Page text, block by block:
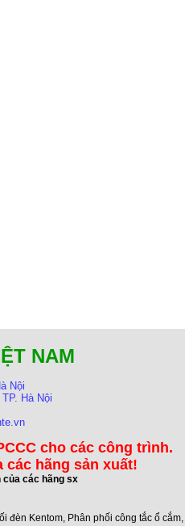
NAM
Nội
Hà Nội
cho các công trình.
các hãng sản xuất!
của các hãng sx
đèn Kentom, Phân phối công tắc ổ cắm,